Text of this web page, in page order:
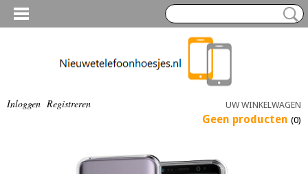
Inloggen Registreren UW WINKELWAGEN
Geen producten (0)